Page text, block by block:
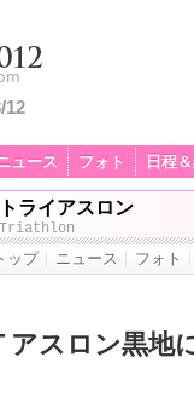
12
ュース フォト 日程
トライアスロン
Triathlon
ップ ニュース フォト
アスロン黒地